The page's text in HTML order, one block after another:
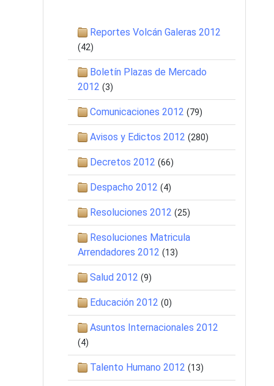
Reportes Volcán Galeras 2012
(42)
Boletín Plazas de Mercado
2012 (3)
Comunicaciones 2012 (79)
Avisos y Edictos 2012 (280)
Decretos 2012 (66)
Despacho 2012 (4)
Resoluciones 2012 (25)
Resoluciones Matricula
Arrendadores 2012 (13)
Salud 2012 (9)
Educación 2012 (0)
Asuntos Internacionales 2012
(4)
Talento Humano 2012 (13)